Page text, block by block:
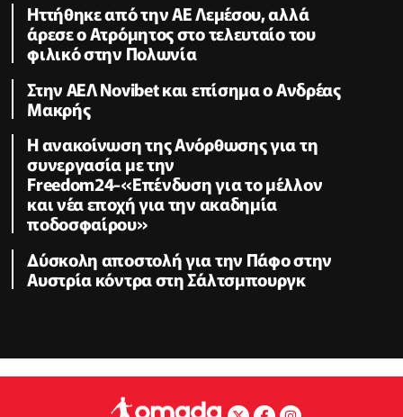
Ηττήθηκε από την ΑΕ Λεμέσου, αλλά
άρεσε ο Ατρόμητος στο τελευταίο του
φιλικό στην Πολωνία
Στην ΑΕΛ Novibet και επίσημα ο Ανδρέας
Μακρής
H ανακοίνωση της Ανόρθωσης για τη
συνεργασία με την
Freedom24-«Επένδυση για το μέλλον
και νέα εποχή για την ακαδημία
ποδοσφαίρου»
Δύσκολη αποστολή για την Πάφο στην
Αυστρία κόντρα στη Σάλτσμπουργκ